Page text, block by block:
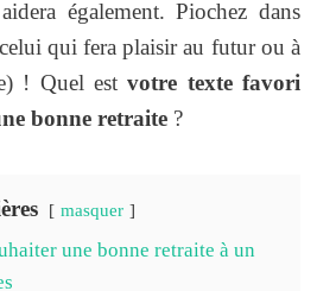
également. Piochez dans
qui fera plaisir au futur ou à
! Quel estvotre texte favori
bonne retraite ?
masquer
une bonne retraite à un